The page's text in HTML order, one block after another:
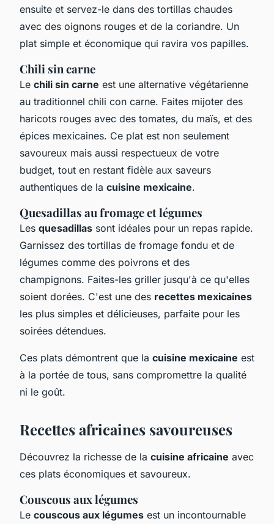
ensuite et servez-le dans des tortillas chaudes
avec des oignons rouges et de la coriandre. Un
plat simple et économique qui ravira vos papilles.
Chili sin carne
Le chili sin carne est une alternative végétarienne
au traditionnel chili con carne. Faites mijoter des
haricots rouges avec des tomates, du maïs, et des
épices mexicaines. Ce plat est non seulement
savoureux mais aussi respectueux de votre
budget, tout en restant fidèle aux saveurs
authentiques de la cuisine mexicaine.
Quesadillas au fromage et légumes
Les quesadillas sont idéales pour un repas rapide.
Garnissez des tortillas de fromage fondu et de
légumes comme des poivrons et des
champignons. Faites-les griller jusqu'à ce qu'elles
soient dorées. C'est une des recettes mexicaines
les plus simples et délicieuses, parfaite pour les
soirées détendues.
Ces plats démontrent que la cuisine mexicaine est
à la portée de tous, sans compromettre la qualité
ni le goût.
Recettes africaines savoureuses
Découvrez la richesse de la cuisine africaine avec
ces plats économiques et savoureux.
Couscous aux légumes
Le couscous aux légumes est un incontournable